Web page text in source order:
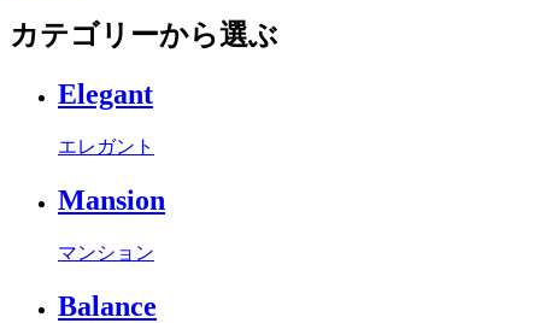
カテゴリーから選ぶ
Elegant
エレガント
Mansion
マンション
Balance